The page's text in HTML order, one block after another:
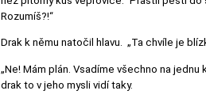
Rozumíš?!“
Drak k němu natočil hlavu. „Ta chvíle je
„Ne! Mám plán. Vsadíme všechno na
drak to v jeho mysli vidí taky.